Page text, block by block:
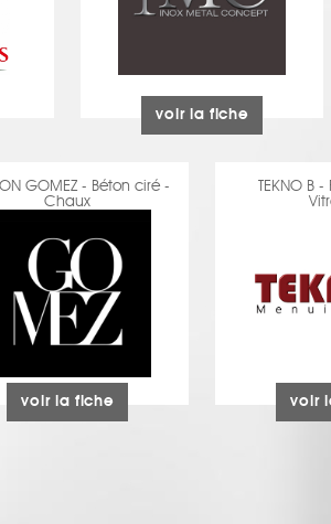
voir la fiche
GOMEZ - Béton ciré -
Chaux
voir la fiche
TEKNO B
voir